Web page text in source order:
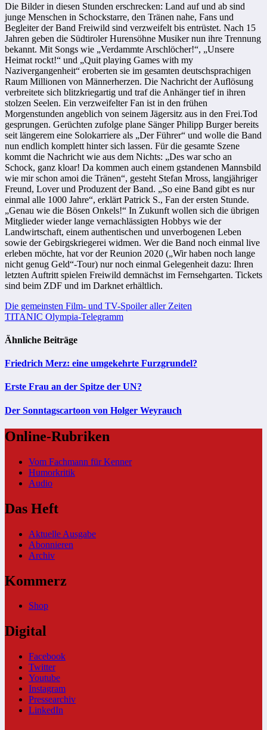
Die Bilder in diesen Stunden erschrecken: Land auf und ab sind
junge Menschen in Schockstarre, den Tränen nahe, Fans und
Begleiter der Band Freiwild sind verzweifelt bis entrüstet. Nach 15
Jahren geben die SüdtirolerHurensöhne Musiker nun ihre Trennung
bekannt. Mit Songs wie „Verdammte Arschlöcher!“, „Unsere
Heimat rockt!“ und „Quit playing Games with my
Nazivergangenheit“ eroberten sie im gesamten deutschsprachigen
Raum Millionen von Männerherzen. Die Nachricht der Auflösung
verbreitete sich blitzkriegartig und traf die Anhänger tief in ihren
stolzen Seelen. Ein verzweifelter Fan ist in den frühen
Morgenstunden angeblich von seinem Jägersitz aus in den Frei.Tod
gesprungen. Gerüchten zufolge plane Sänger Philipp Burger bereits
seit längerem eine Solokarriere als „Der Führer“ und wolle die Band
nun endlich komplett hinter sich lassen. Für die gesamte Szene
kommt die Nachricht wie aus dem Nichts: „Des war scho an
Schock, ganz kloar! Da kommen auch einem gstandenen Mannsbild
wie mir schon amoi die Tränen“, gesteht Stefan Mross, langjähriger
Freund, Lover und Produzent der Band. „So eine Band gibt es nur
einmal alle 1000 Jahre“, erklärt Patrick S., Fan der ersten Stunde.
„Genau wie die Bösen Onkels!“ In Zukunft wollen sich die übrigen
Mitglieder wieder lange vernachlässigten Hobbys wie der
Landwirtschaft, einem authentischen und unverbogenen Leben
sowie der Gebirgskriegerei widmen. Wer die Band noch einmal live
erleben möchte, hat vor der Reunion 2020 („Wir haben noch lange
nicht genug Geld“-Tour) nur noch einmal Gelegenheit dazu: Ihren
letzten Auftritt spielen Freiwild demnächst im Fernsehgarten. Tickets
sind beim ZDF und im Darknet erhältlich.
Beitragsnavigation
Die gemeinsten Film- und TV-Spoiler aller Zeiten
TITANIC Olympia-Telegramm
Ähnliche Beiträge
Friedrich Merz: eine umgekehrte Furzgrundel?
Erste Frau an der Spitze der UN?
Der Sonntagscartoon von Holger Weyrauch
Online-Rubriken
Vom Fachmann für Kenner
Humorkritik
Audio
Das Heft
Aktuelle Ausgabe
Abonnieren
Archiv
Kommerz
Shop
Digital
Facebook
Twitter
Youtube
Instagram
Pressearchiv
LinkedIn